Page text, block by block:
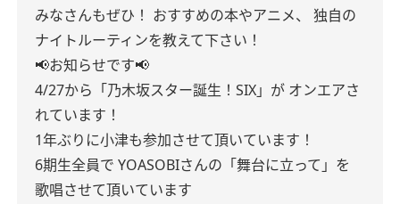
みなさんもぜひ！ おすすめの本やアニメ、
独自の
ナイトルーティンを教えて下さい！
📢お知らせです📢
4/27から「乃木坂スター誕生！SIX」が オンエアさ
れています！
1年ぶりに小津も参加させて頂いています！
6期生全員で YOASOBIさんの「舞台に立って」を
歌唱させて頂いています